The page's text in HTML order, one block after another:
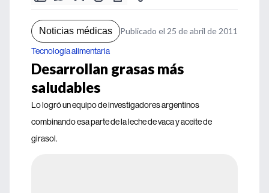
Noticias médicas Publicado el 25 de abril de 2011
Tecnología alimentaria
Desarrollan grasas más
saludables
Lo logró un equipo de investigadores argentinos
combinando esa parte de la leche de vaca y aceite de
girasol.